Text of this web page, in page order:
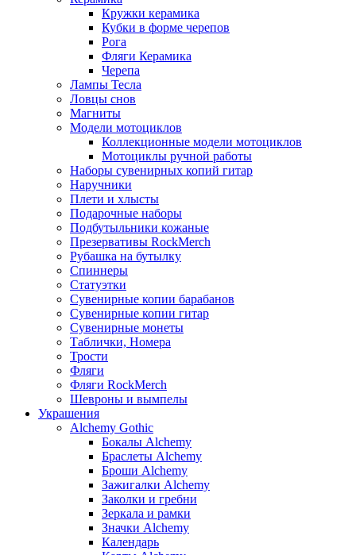
Кружки керамика
Кубки в форме черепов
Рога
Фляги Керамика
Черепа
Лампы Тесла
Ловцы снов
Магниты
Модели мотоциклов
Коллекционные модели мотоциклов
Мотоциклы ручной работы
Наборы сувенирных копий гитар
Наручники
Плети и хлысты
Подарочные наборы
Подбутыльники кожаные
Презервативы RockMerch
Рубашка на бутылку
Спиннеры
Статуэтки
Сувенирные копии барабанов
Сувенирные копии гитар
Сувенирные монеты
Таблички, Номера
Трости
Фляги
Фляги RockMerch
Шевроны и вымпелы
Украшения
Alchemy Gothic
Бокалы Alchemy
Браслеты Alchemy
Броши Alchemy
Зажигалки Alchemy
Заколки и гребни
Зеркала и рамки
Значки Alchemy
Календарь